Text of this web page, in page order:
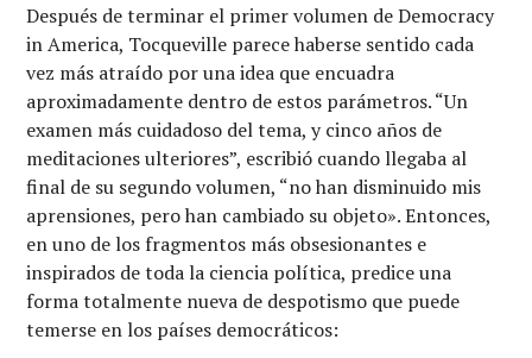
Después de terminar el primer volumen de Democracy
in America, Tocqueville parece haberse sentido cada
vez más atraído por una idea que encuadra
aproximadamente dentro de estos parámetros. “Un
examen más cuidadoso del tema, y cinco años de
meditaciones ulteriores”, escribió cuando llegaba al
final de su segundo volumen, “no han disminuido mis
aprensiones, pero han cambiado su objeto». Entonces,
en uno de los fragmentos más obsesionantes e
inspirados de toda la ciencia política, predice una
forma totalmente nueva de despotismo que puede
temerse en los países democráticos: